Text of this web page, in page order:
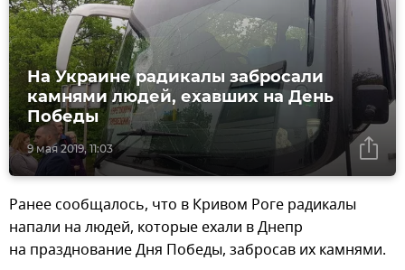
9 мая 2019, 11:03
На Украине радикалы забросали
камнями людей, ехавших на День
Победы
Ранее сообщалось, что в Кривом Роге радикалы
напали на людей, которые ехали в Днепр
на празднование Дня Победы, забросав их камнями.